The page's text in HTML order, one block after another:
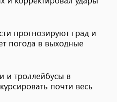
прогнозируют град и
погода в выходные
и троллейбусы в
почти весь